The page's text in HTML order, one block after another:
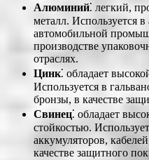
Алюминий⁚ легкий,
металл. Используется
автомобильной
производстве
отраслях.
Цинк⁚ обладает
Используется в
бронзы, в качестве
Свинец⁚ обладает
стойкостью.
аккумуляторов,
качестве защитного